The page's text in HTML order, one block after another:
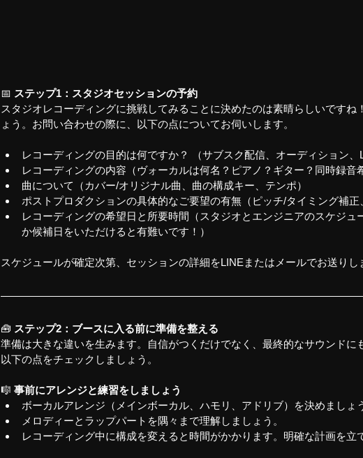
📅 ステップ1：スタジオセッションの予約
スタジオレコーディングに挑戦してみることに決めたのは素晴らしいですね
ょう。お問い合わせの際に、以下の点についてお伺いします。
レコーディングの目的は何ですか？ （サブスク配信、オーディション、
レコーディングの内容（ヴォーカルは何名？ピアノ？ギター？同時録音
曲について（カバー/オリジナル曲、曲の構成キー、テンポ）
ポストプロダクションの具体的なご要望の有無（ピッチ/タイミング補正
レコーディングの希望日と所要時間（スタジオとエンジニアのスケジュ
か候補日をいただけると有難いです！）
スケジュールが確定次第、セッションの詳細をLINEまたはメールでお送りし
🧰 ステップ2：ブースに入る前に準備を整える
準備は大きな違いを生みます。自信がつくだけでなく、最終的なサウンドに
以下の点をチェックしましょう。
🎼 事前にアレンジと練習をしましょう
ボーカルアレンジ（メインボーカル、ハモリ、アドリブ）を決めましょ
メロディーとラップパートを隅々まで理解しましょう。
レコーディング中に構成を変えると時間がかかります。明確な計画を立